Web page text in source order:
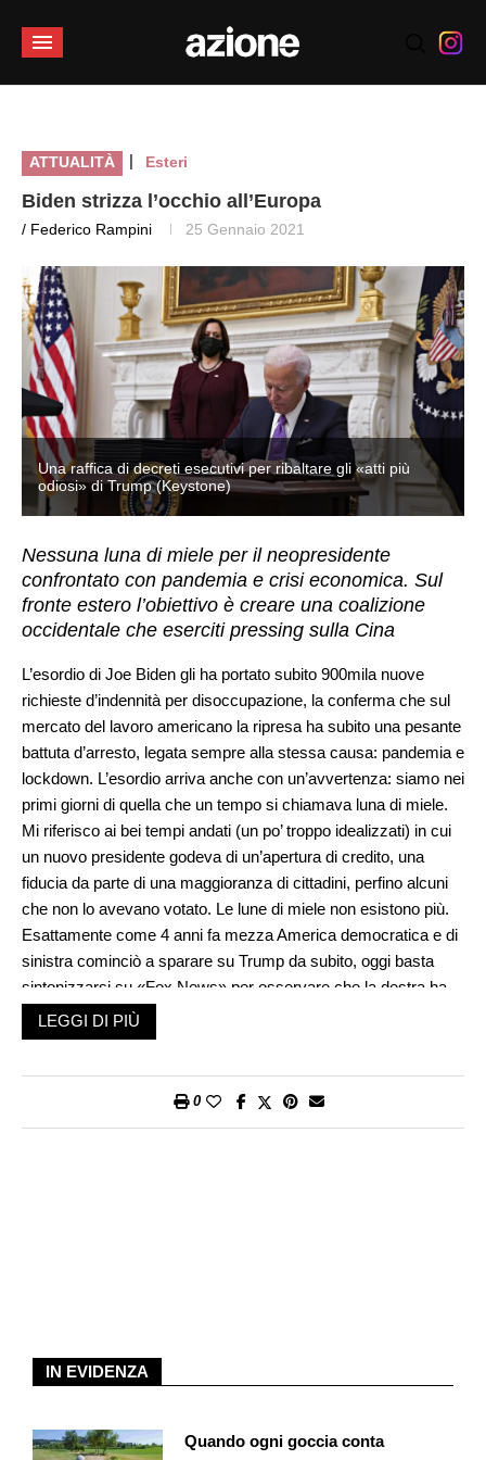
ATTUALITÀ | Esteri
Biden strizza l’occhio all’Europa
/ Federico Rampini 25 Gennaio 2021
Una raffica di decreti esecutivi per ribaltare gli «atti più
odiosi» di Trump (Keystone)
Nessuna luna di miele per il neopresidente
confrontato con pandemia e crisi economica. Sul
fronte estero l’obiettivo è creare una coalizione
occidentale che eserciti pressing sulla Cina
L’esordio di Joe Biden gli ha portato subito 900mila nuove
richieste d’indennità per disoccupazione, la conferma che sul
mercato del lavoro americano la ripresa ha subito una pesante
battuta d’arresto, legata sempre alla stessa causa: pandemia e
lockdown. L’esordio arriva anche con un’avvertenza: siamo nei
primi giorni di quella che un tempo si chiamava luna di miele.
Mi riferisco ai bei tempi andati (un po’ troppo idealizzati) in cui
un nuovo presidente godeva di un’apertura di credito, una
fiducia da parte di una maggioranza di cittadini, perfino alcuni
che non lo avevano votato. Le lune di miele non esistono più.
Esattamente come 4 anni fa mezza America democratica e di
sinistra cominciò a sparare su Trump da subito, oggi basta
sintonizzarsi su «Fox News» per osservare che la destra ha
già aperto le ostilità verso Biden.
speculare i media che simpatizzano per il 46esimo presidente
qualcosa, i Paesi che ne sono membri come l’Italia, il Belgio, il
LEGGI DI PIÙ
0
IN EVIDENZA
Quando ogni goccia conta